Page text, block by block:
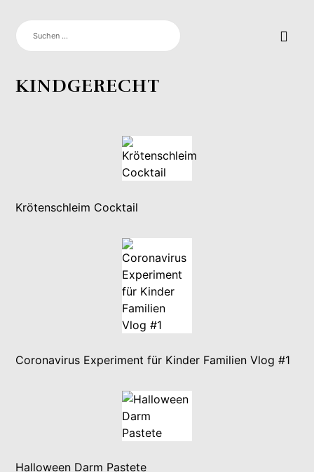
SUCHEN
NACH:
KINDGERECHT
Krötenschleim Cocktail
Coronavirus Experiment für Kinder Familien Vlog #1
Halloween Darm Pastete